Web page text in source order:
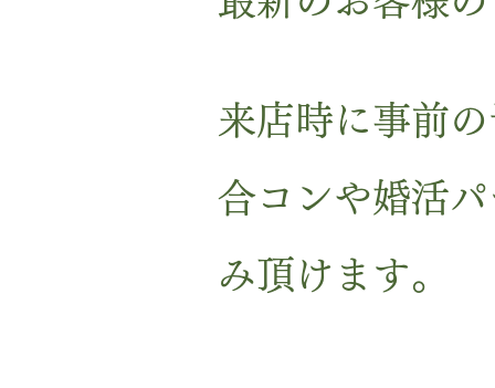
来店時に事前
合コンや婚活
み頂けます。